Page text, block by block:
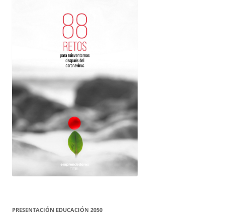
PRESENTACIÓN EDUCACIÓN 2050